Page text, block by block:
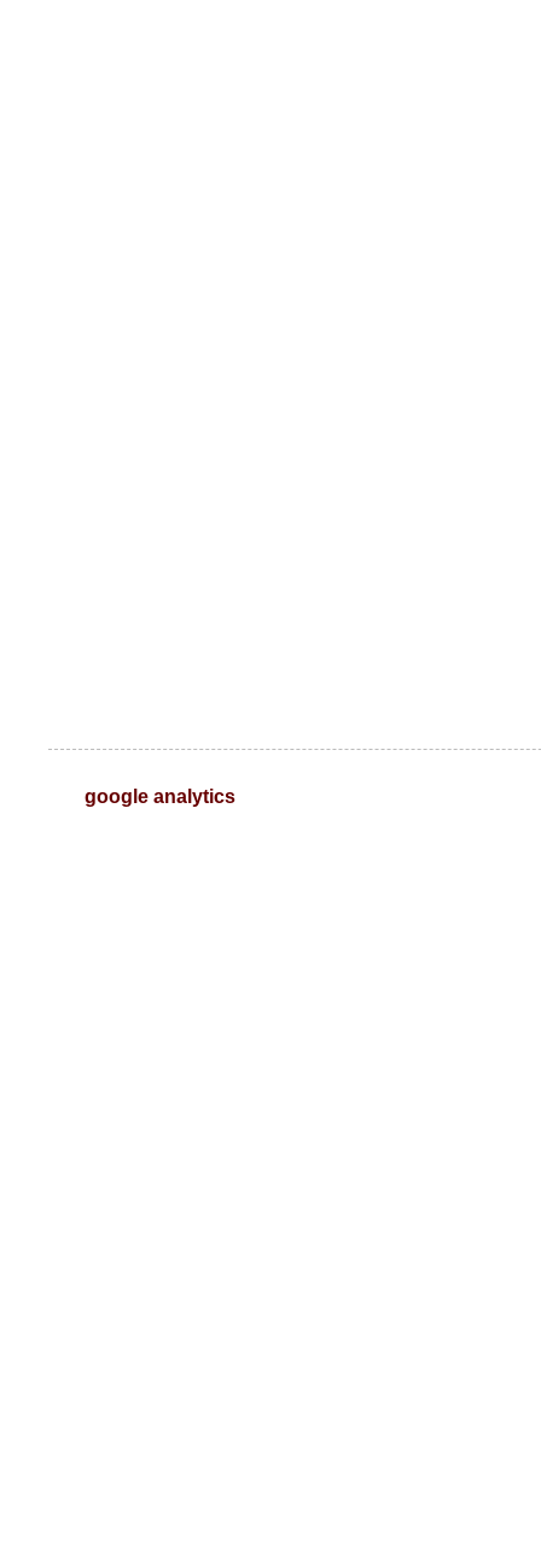
google analytics